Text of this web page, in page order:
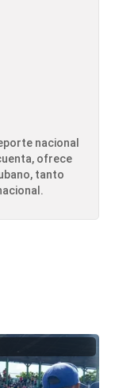
nacional
ofrece
tanto